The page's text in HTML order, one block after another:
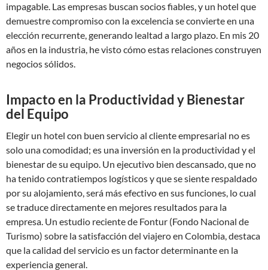
impagable. Las empresas buscan socios fiables, y un hotel que
demuestre compromiso con la excelencia se convierte en una
elección recurrente, generando lealtad a largo plazo. En mis 20
años en la industria, he visto cómo estas relaciones construyen
negocios sólidos.
Impacto en la Productividad y Bienestar
del Equipo
Elegir un hotel con buen servicio al cliente empresarial no es
solo una comodidad; es una inversión en la productividad y el
bienestar de su equipo. Un ejecutivo bien descansado, que no
ha tenido contratiempos logísticos y que se siente respaldado
por su alojamiento, será más efectivo en sus funciones, lo cual
se traduce directamente en mejores resultados para la
empresa. Un estudio reciente de Fontur (Fondo Nacional de
Turismo) sobre la satisfacción del viajero en Colombia, destaca
que la calidad del servicio es un factor determinante en la
experiencia general.